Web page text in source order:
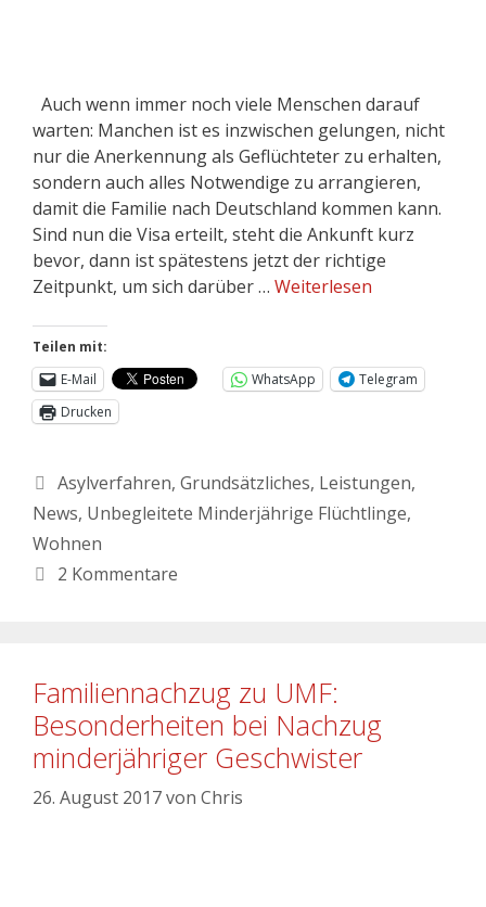
Auch wenn immer noch viele Menschen darauf
warten: Manchen ist es inzwischen gelungen, nicht
nur die Anerkennung als Geflüchteter zu erhalten,
sondern auch alles Notwendige zu arrangieren,
damit die Familie nach Deutschland kommen kann.
Sind nun die Visa erteilt, steht die Ankunft kurz
bevor, dann ist spätestens jetzt der richtige
Zeitpunkt, um sich darüber … Weiterlesen
Teilen mit:
E-Mail
WhatsApp
Telegram
Drucken
Asylverfahren, Grundsätzliches, Leistungen,
News, Unbegleitete Minderjährige Flüchtlinge,
Wohnen
2 Kommentare
Familiennachzug zu UMF:
Besonderheiten bei Nachzug
minderjähriger Geschwister
26. August 2017von Chris